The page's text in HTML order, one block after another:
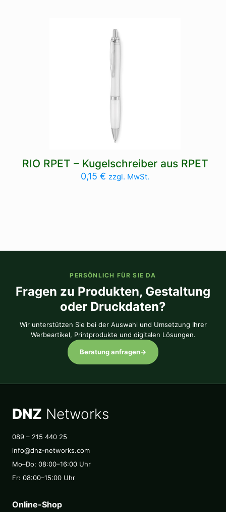
RIO RPET – Kugelschreiber aus RPET
0,15€ zzgl. MwSt.
PERSÖNLICH FÜR SIE DA
Fragen zu Produkten, Gestaltung
oder Druckdaten?
Wir unterstützen Sie bei der Auswahl und Umsetzung Ihrer
Werbeartikel, Printprodukte und digitalen Lösungen.
Beratung anfragen→
DNZ Networks
089 – 215 440 25
info@dnz-networks.com
Mo–Do: 08:00–16:00 Uhr
Fr: 08:00–15:00 Uhr
Online-Shop